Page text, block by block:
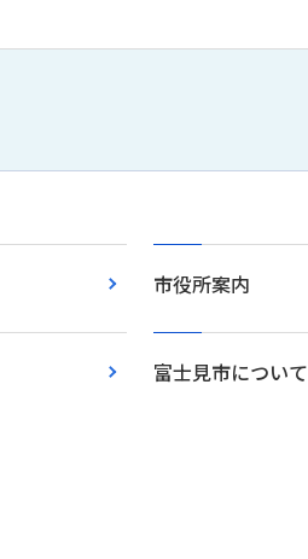
市役所案内
富士見市について